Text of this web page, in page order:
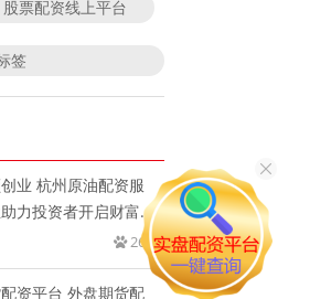
股票配资线上平台
签
业 杭州原油配资服
力投资者开启财富增
269
资平台 外盘期货配